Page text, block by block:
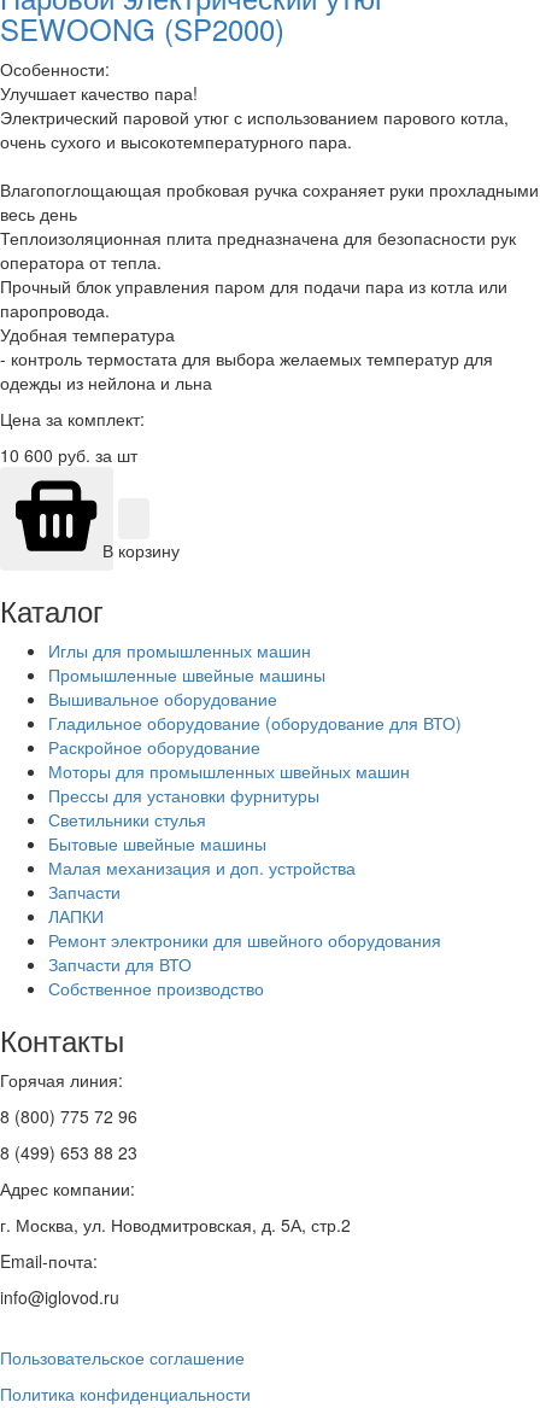
SEWOONG (SP2000)
Особенности:
Улучшает качество пара!
Электрический паровой утюг с использованием парового котла,
очень сухого и высокотемпературного пара.
Влагопоглощающая пробковая ручка сохраняет руки прохладными
весь день
Теплоизоляционная плита предназначена для безопасности рук
оператора от тепла.
Прочный блок управления паром для подачи пара из котла или
паропровода.
Удобная температура
- контроль термостата для выбора желаемых температур для
одежды из нейлона и льна
Цена за комплект:
10 600 руб. за шт
В корзину
Каталог
Иглы для промышленных машин
Промышленные швейные машины
Вышивальное оборудование
Гладильное оборудование (оборудование для ВТО)
Раскройное оборудование
Моторы для промышленных швейных машин
Прессы для установки фурнитуры
Светильники стулья
Бытовые швейные машины
Малая механизация и доп. устройства
Запчасти
ЛАПКИ
Ремонт электроники для швейного оборудования
Запчасти для ВТО
Собственное производство
Контакты
Горячая линия:
8 (800) 775 72 96
8 (499) 653 88 23
Адрес компании:
г. Москва, ул. Новодмитровская, д. 5А, стр.2
Email-почта:
info@iglovod.ru
Пользовательское соглашение
Политика конфиденциальности